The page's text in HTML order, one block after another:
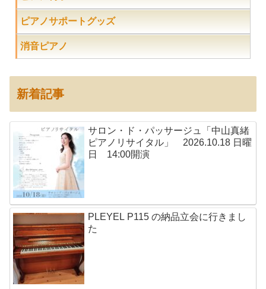
ピアノサポートグッズ
消音ピアノ
新着記事
サロン・ド・パッサージュ「中山真緒
ピアノリサイタル」 2026.10.18 日曜
日 14:00開演
PLEYEL P115 の納品立会に行きまし
た